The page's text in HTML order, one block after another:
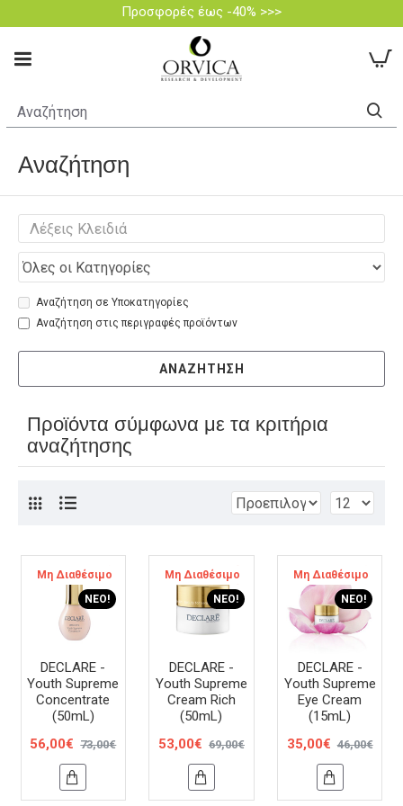
Προσφορές έως -40% >>>
Αναζήτηση
Αναζήτηση σε Υποκατηγορίες
Αναζήτηση στις περιγραφές προϊόντων
ΑΝΑΖΉΤΗΣΗ
Προϊόντα σύμφωνα με τα κριτήρια
αναζήτησης
ΝΈΟ!
-23 %
Μη Διαθέσιμο
DECLARE -
Youth Supreme
Concentrate
(50mL)
56,00€ 73,00€
ΝΈΟ!
-23 %
Μη Διαθέσιμο
DECLARE -
Youth Supreme
Cream Rich
(50mL)
53,00€ 69,00€
ΝΈΟ!
-24 %
Μη Διαθέσιμο
DECLARE -
Youth Supreme
Eye Cream
(15mL)
35,00€ 46,00€